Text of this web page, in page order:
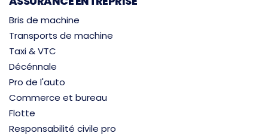
Bris de machine
Transports de machine
Taxi & VTC
Décénnale
Pro de l'auto
Commerce et bureau
Flotte
Responsabilité civile pro